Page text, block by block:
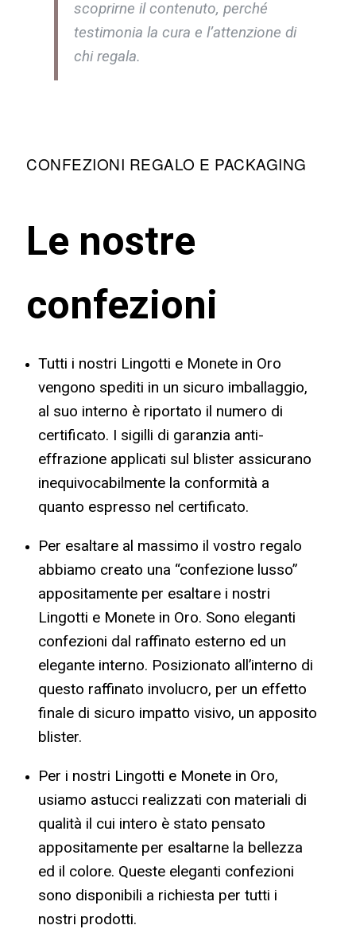
scoprirne il contenuto, perché
testimonia la cura e l’attenzione di
chi regala.
CONFEZIONI REGALO E PACKAGING
Le nostre
confezioni
Tutti i nostri Lingotti e Monete in Oro
vengono spediti in un sicuro imballaggio,
al suo interno è riportato il numero di
certificato. I sigilli di garanzia anti-
effrazione applicati sul blister assicurano
inequivocabilmente la conformità a
quanto espresso nel certificato.
Per esaltare al massimo il vostro regalo
abbiamo creato una “confezione lusso”
appositamente per esaltare i nostri
Lingotti e Monete in Oro. Sono eleganti
confezioni dal raffinato esterno ed un
elegante interno. Posizionato all’interno di
questo raffinato involucro, per un effetto
finale di sicuro impatto visivo, un apposito
blister.
Per i nostri Lingotti e Monete in Oro,
usiamo astucci realizzati con materiali di
qualità il cui intero è stato pensato
appositamente per esaltarne la bellezza
ed il colore. Queste eleganti confezioni
sono disponibili a richiesta per tutti i
nostri prodotti.